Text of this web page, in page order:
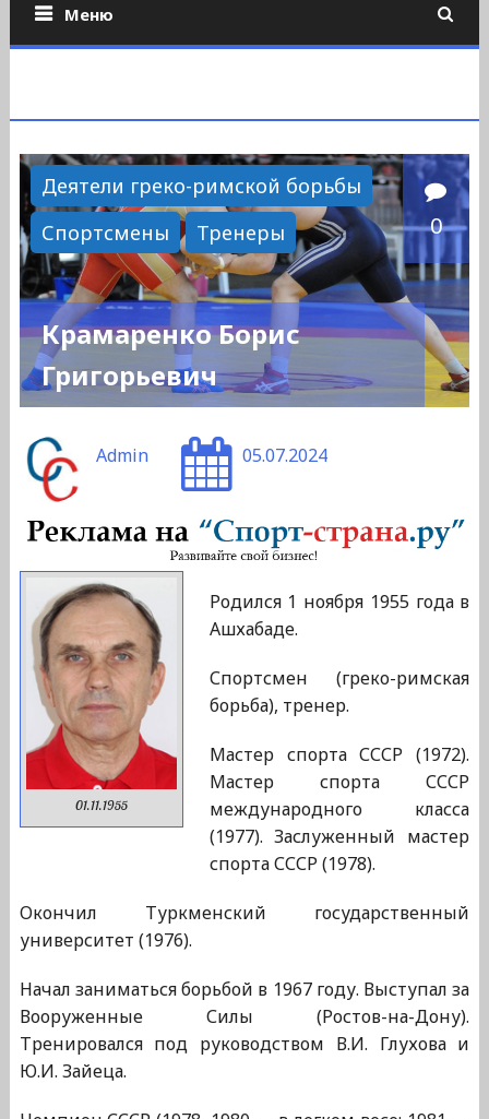
Меню
Деятели греко-римской борьбы
Спортсмены
Тренеры 0
Крамаренко Борис
Григорьевич
Admin 05.07.2024
01.11.1955
Родился 1 ноября 1955 года в
Ашхабаде.
Спортсмен (греко-римская
борьба), тренер.
Мастер спорта СССР (1972).
Мастер спорта СССР
международного класса
(1977). Заслуженный мастер
спорта СССР (1978).
Окончил Туркменский государственный
университет (1976).
Начал заниматься борьбой в 1967 году. Выступал за
Вооруженные Силы (Ростов-на-Дону).
Тренировался под руководством В.И. Глухова и
Ю.И. Зайеца.